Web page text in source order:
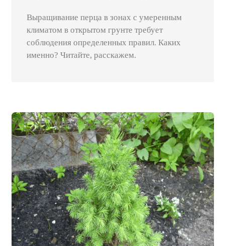
Выращивание перца в зонах с умеренным
климатом в открытом грунте требует
соблюдения определенных правил. Каких
именно? Читайте, расскажем.